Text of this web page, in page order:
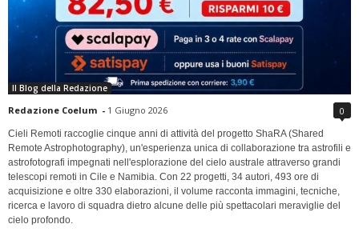
Il Blog della Redazione
Redazione Coelum - 1 Giugno 2026 0
Cieli Remoti raccoglie cinque anni di attività del progetto ShaRA (Shared
Remote Astrophotography), un'esperienza unica di collaborazione tra astrofili e
astrofotografi impegnati nell'esplorazione del cielo australe attraverso grandi
telescopi remoti in Cile e Namibia. Con 22 progetti, 34 autori, 493 ore di
acquisizione e oltre 330 elaborazioni, il volume racconta immagini, tecniche,
ricerca e lavoro di squadra dietro alcune delle più spettacolari meraviglie del
cielo profondo.